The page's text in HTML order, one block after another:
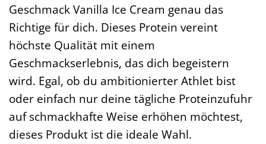
Geschmack Vanilla Ice Cream genau das
Richtige für dich. Dieses Protein vereint
höchste Qualität mit einem
Geschmackserlebnis, das dich begeistern
wird. Egal, ob du ambitionierter Athlet bist
oder einfach nur deine tägliche Proteinzufuhr
auf schmackhafte Weise erhöhen möchtest,
dieses Produkt ist die ideale Wahl.